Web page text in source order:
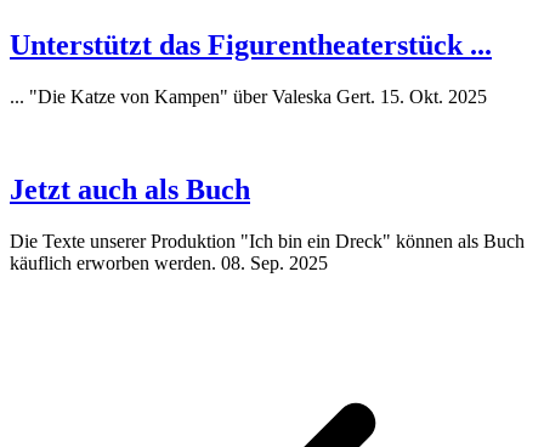
Unterstützt das Figurentheaterstück ...
... "Die Katze von Kampen" über Valeska Gert. 15. Okt. 2025
Jetzt auch als Buch
Die Texte unserer Produktion "Ich bin ein Dreck" können als Buch
käuflich erworben werden. 08. Sep. 2025